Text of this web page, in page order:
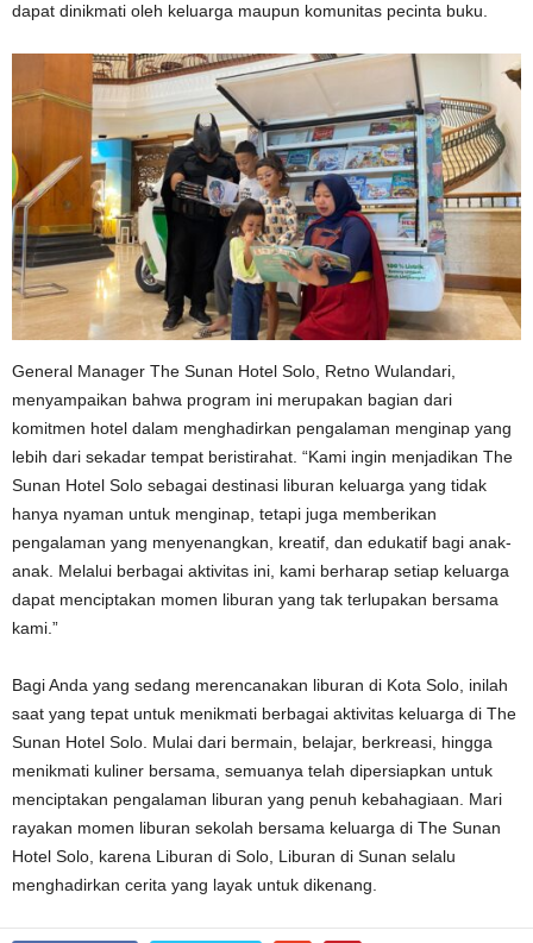
dapat dinikmati oleh keluarga maupun komunitas pecinta buku.
General Manager The Sunan Hotel Solo, Retno Wulandari,
menyampaikan bahwa program ini merupakan bagian dari
komitmen hotel dalam menghadirkan pengalaman menginap yang
lebih dari sekadar tempat beristirahat. “Kami ingin menjadikan The
Sunan Hotel Solo sebagai destinasi liburan keluarga yang tidak
hanya nyaman untuk menginap, tetapi juga memberikan
pengalaman yang menyenangkan, kreatif, dan edukatif bagi anak-
anak. Melalui berbagai aktivitas ini, kami berharap setiap keluarga
dapat menciptakan momen liburan yang tak terlupakan bersama
kami.”
Bagi Anda yang sedang merencanakan liburan di Kota Solo, inilah
saat yang tepat untuk menikmati berbagai aktivitas keluarga di The
Sunan Hotel Solo. Mulai dari bermain, belajar, berkreasi, hingga
menikmati kuliner bersama, semuanya telah dipersiapkan untuk
menciptakan pengalaman liburan yang penuh kebahagiaan. Mari
rayakan momen liburan sekolah bersama keluarga di The Sunan
Hotel Solo, karena Liburan di Solo, Liburan di Sunan selalu
menghadirkan cerita yang layak untuk dikenang.